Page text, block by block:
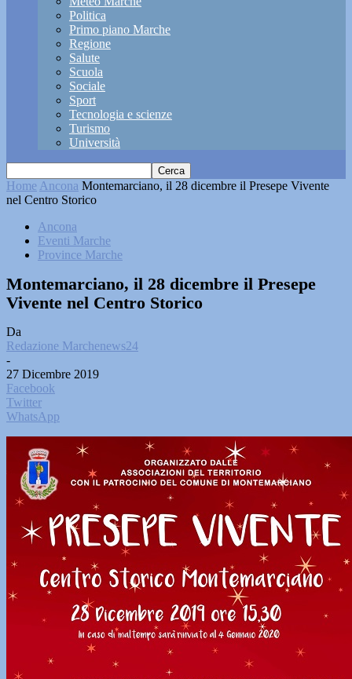
Politica
Primo piano Marche
Regione
Salute
Scuola
Sociale
Sport
Tecnologia e scienze
Turismo
Università
Home Ancona Montemarciano, il 28 dicembre il Presepe Vivente
nel Centro Storico
Ancona
Eventi Marche
Province Marche
Montemarciano, il 28 dicembre il Presepe
Vivente nel Centro Storico
Da
Redazione Marchenews24
-
27 Dicembre 2019
Facebook
Twitter
WhatsApp